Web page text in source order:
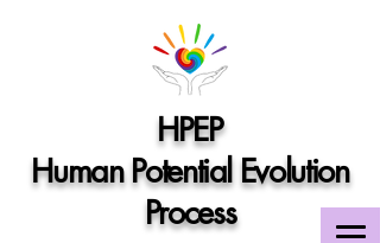
HPEP
Human Potential Evolution
Process